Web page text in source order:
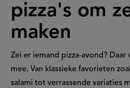
lekkerste
pizza's
om
zelf
pizza's om
maken
Zei er iemand pizza-avond? Daar
mee. Van klassieke favorieten
salami tot verrassende variaties